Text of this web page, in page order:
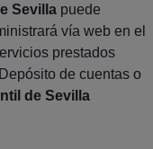
Sevilla puede
vía web en el
prestados
de cuentas o
de Sevilla